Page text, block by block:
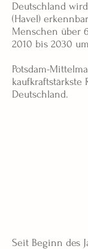
Deutschland
(Havel)
Menschen über
2010 bis 2030
Potsdam-
kaufkraftstärkste
Deutschland.
Seit Beginn des